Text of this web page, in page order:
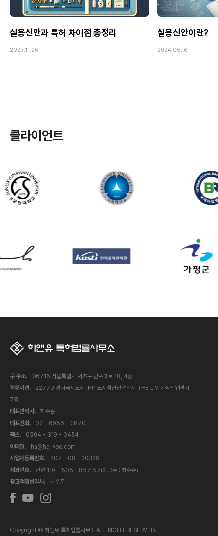
실용신안과 특허 차이점 총정리
2023.11.26
실용신안이란?
2024.06.16
클라이언트
구 주소.
06716 서울특별시 서초구 반포대로 18, 4층
확장이전.
22770 청라국제도시 IHP 도시첨단산업단지 THE LIV 지식산업센터,
7층
대표변리사.
하수준
대표전화.
02 - 6956 - 0870
팩스.
0504 - 319 - 0454
이메일.
ha@ha-yoo.com
사업자등록번호.
407 - 08 - 20329
계좌번호.
신한 110 - 505 - 857157(예금주 : 하수준)
광고책임변리사.
하수준
Copyright © 하앤유 특허법률사무소 ALL RIGHT RESERVED.